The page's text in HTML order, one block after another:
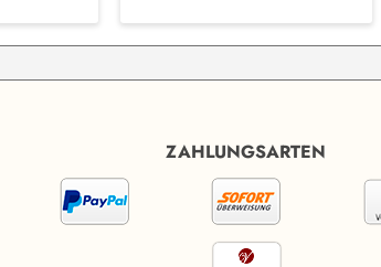
ZAHLUNGSARTEN